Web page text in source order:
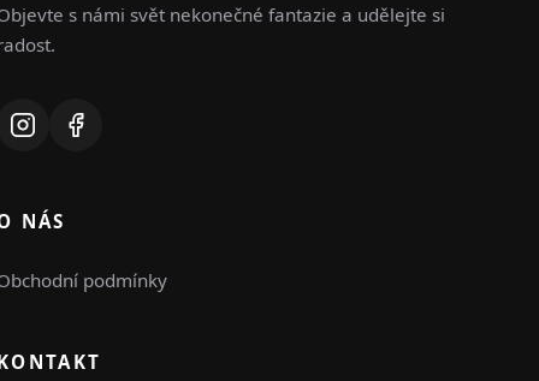
s námi svět nekonečné fantazie a udělejte si
NÁS
podmínky